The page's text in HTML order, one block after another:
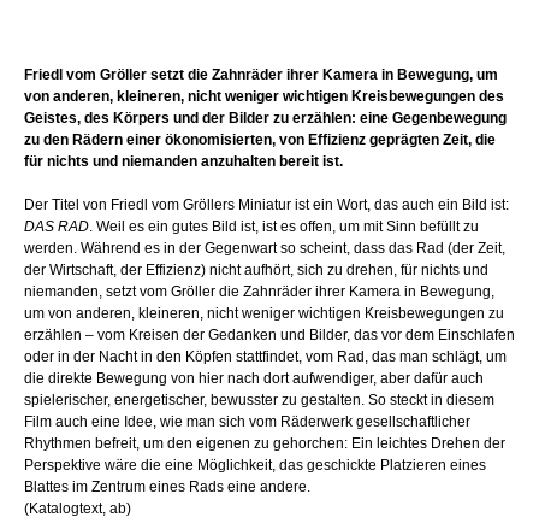
Friedl vom Gröller setzt die Zahnräder ihrer Kamera in Bewegung, um
von anderen, kleineren, nicht weniger wichtigen Kreisbewegungen des
Geistes, des Körpers und der Bilder zu erzählen: eine Gegenbewegung
zu den Rädern einer ökonomisierten, von Effizienz geprägten Zeit, die
für nichts und niemanden anzuhalten bereit ist.
Der Titel von Friedl vom Gröllers Miniatur ist ein Wort, das auch ein Bild ist:
DAS RAD. Weil es ein gutes Bild ist, ist es offen, um mit Sinn befüllt zu
werden. Während es in der Gegenwart so scheint, dass das Rad (der Zeit,
der Wirtschaft, der Effizienz) nicht aufhört, sich zu drehen, für nichts und
niemanden, setzt vom Gröller die Zahnräder ihrer Kamera in Bewegung,
um von anderen, kleineren, nicht weniger wichtigen Kreisbewegungen zu
erzählen – vom Kreisen der Gedanken und Bilder, das vor dem Einschlafen
oder in der Nacht in den Köpfen stattfindet, vom Rad, das man schlägt, um
die direkte Bewegung von hier nach dort aufwendiger, aber dafür auch
spielerischer, energetischer, bewusster zu gestalten. So steckt in diesem
Film auch eine Idee, wie man sich vom Räderwerk gesellschaftlicher
Rhythmen befreit, um den eigenen zu gehorchen: Ein leichtes Drehen der
Perspektive wäre die eine Möglichkeit, das geschickte Platzieren eines
Blattes im Zentrum eines Rads eine andere.
(Katalogtext, ab)